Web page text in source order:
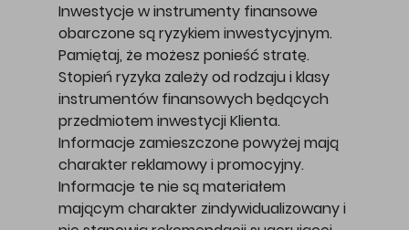
Inwestycje w instrumenty finansowe
obarczone są ryzykiem inwestycyjnym.
Pamiętaj, że możesz ponieść stratę.
Stopień ryzyka zależy od rodzaju i klasy
instrumentów finansowych będących
przedmiotem inwestycji Klienta.
Informacje zamieszczone powyżej mają
charakter reklamowy i promocyjny.
Informacje te nie są materiałem
mającym charakter zindywidualizowany i